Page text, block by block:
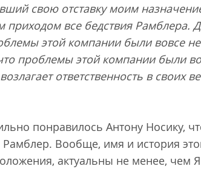
свою отставку моим
все бедствия Рамблера.
этой компании были вовсе
проблемы этой компании были
ответственность в своих
понравилось Антону Носику,
Вообще, имя и история
актуальны не менее, чем